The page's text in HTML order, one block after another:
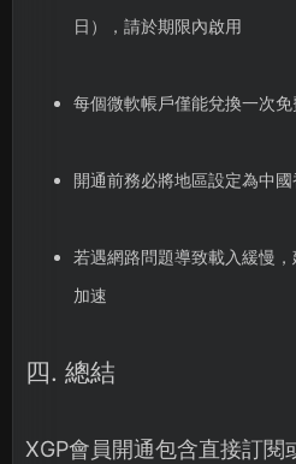
日），請於期限內啟用
每個微軟帳戶僅能兌換一次免
開通前務必將地區設定為中
若遇網路問題導致載入緩慢，
加速
四. 總結
XGP會員開通包含直接訂閱